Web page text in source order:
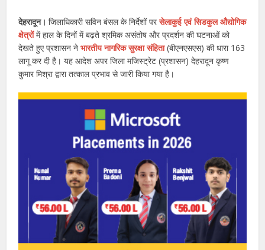
देहरादून।जिलाधिकारी सविन बंसल के निर्देशों परसेलाकुई एवं सिडकुल औद्योगिक
क्षेत्रोंमें हाल के दिनों में बढ़ते श्रमिक असंतोष और प्रदर्शन की घटनाओं को
देखते हुए प्रशासन नेभारतीय नागरिक सुरक्षा संहिता(बीएनएसएस) की धारा 163
लागू कर दी है। यह आदेश अपर जिला मजिस्ट्रेट (प्रशासन) देहरादून कृष्ण
कुमार मिश्रा द्वारा तत्काल प्रभाव से जारी किया गया है।